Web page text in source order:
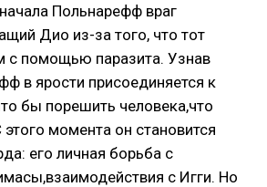
Польнарефф враг
Дио из-за того, что тот
с помощью паразита. Узнав
в ярости присоединяется к
бы порешить человека,что
этого момента он становится
его личная борьба с
с Игги. Но